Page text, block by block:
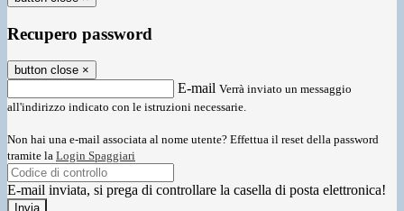
Recupero password
button close ×
E-mail Verrà inviato un messaggio
all'indirizzo indicato con le istruzioni necessarie.
Non hai una e-mail associata al nome utente? Effettua il reset della password
tramite la Login Spaggiari
E-mail inviata, si prega di controllare la casella di posta elettronica!